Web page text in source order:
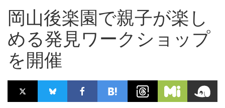
岡山後楽園で親子が楽し
める発見ワークショップ
を開催